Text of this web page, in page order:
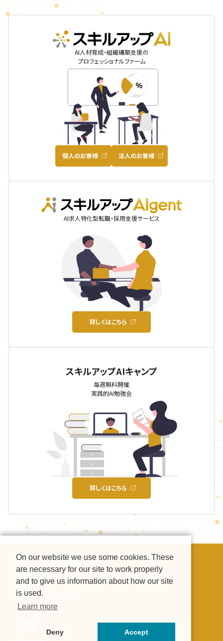
skillupai
AI人材育成・組織構築支援の
プロフェッショナルファーム
個人のお客様 法人のお客様
AIgent
AI求人特化型転職・採用支援サービス
詳しくはこちら
スキルアップAIキャンプ
毎週無料開催
実践的AI勉強会
詳しくはこちら
運営会社
利用規約
プライバシーポリシー
On our website we use some cookies. These
are necessary for our site to work properly
and to give us information about how our site
is used.
Learn more
Deny Accept